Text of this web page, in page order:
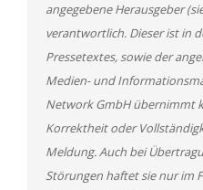
angegebene Herausgeber
verantwortlich. Dieser ist in
Pressetextes, sowie der
Medien- und
Network GmbH übernimmt
Korrektheit oder
Meldung. Auch bei
Störungen haftet sie nur im